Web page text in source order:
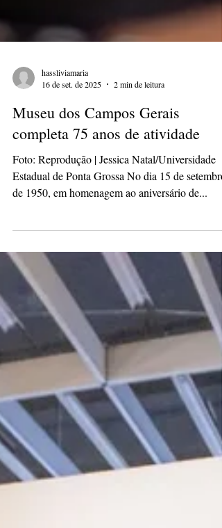
hassliviamaria
16 de set. de 2025
Museu dos Campos Gerais
completa 75 anos de atividade
de 1950, em homenagem ao aniversário de...